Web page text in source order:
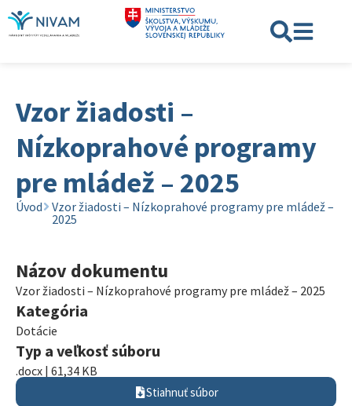
Vzor žiadosti –
Nízkoprahové programy
pre mládež – 2025
Úvod
Vzor žiadosti – Nízkoprahové programy pre mládež –
2025
Názov dokumentu
Vzor žiadosti – Nízkoprahové programy pre mládež – 2025
Kategória
Dotácie
Typ a veľkosť súboru
.docx | 61,34 KB
Stiahnuť súbor